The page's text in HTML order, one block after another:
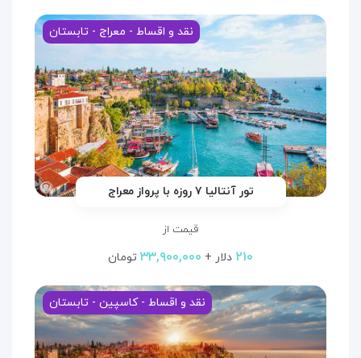
نقد و اقساط - معراج - تابستان
تور آنتالیا ۷ روزه با پرواز معراج
قیمت از
۲۱۰ دلار + ۳۳,۹۰۰,۰۰۰ تومان
نقد و اقساط - کاسپین - تابستان